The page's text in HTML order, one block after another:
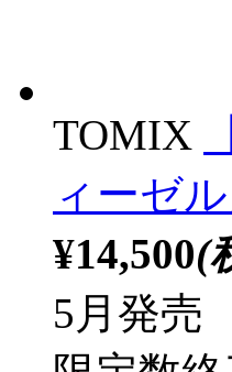
TOMIX
ィーゼ
¥14,500(
5月発売